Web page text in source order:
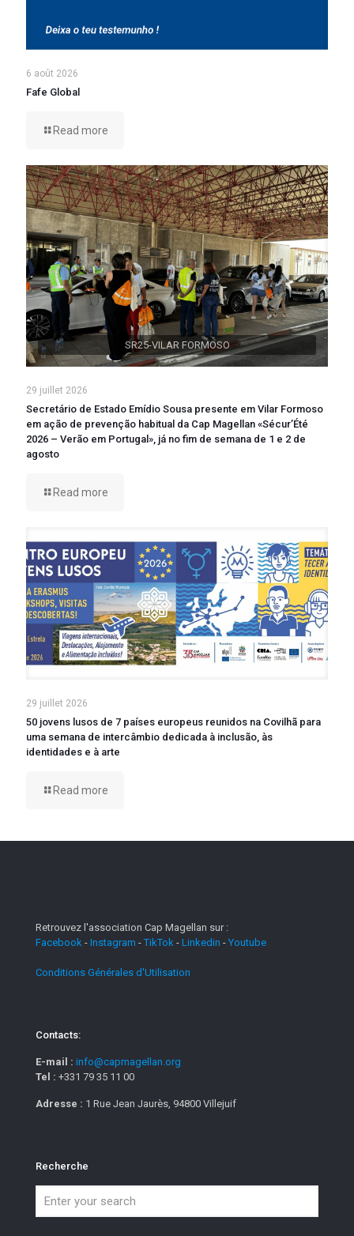
6 août 2026
Fafe Global
Read more
SR25-VILAR FORMOSO
29 juillet 2026
Secretário de Estado Emídio Sousa presente em Vilar Formoso
em ação de prevenção habitual da Cap Magellan «Sécur’Été
2026 – Verão em Portugal», já no fim de semana de 1 e 2 de
agosto
Read more
29 juillet 2026
50 jovens lusos de 7 países europeus reunidos na Covilhã para
uma semana de intercâmbio dedicada à inclusão, às
identidades e à arte
Read more
Retrouvez l'association Cap Magellan sur :
Facebook - Instagram -TikTok - Linkedin - Youtube
Conditions Générales d'Utilisation
Contacts:
E-mail : info@capmagellan.org
Tel : +331 79 35 11 00
Adresse : 1 Rue Jean Jaurès, 94800 Villejuif
Recherche